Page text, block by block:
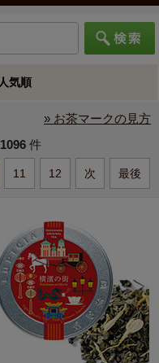
» お茶マークの見方
1096 件
11 12 次 最後